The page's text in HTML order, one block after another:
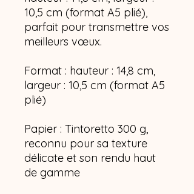
10,5 cm (format A5 plié),
parfait pour transmettre vos
meilleurs vœux.
Format : hauteur : 14,8 cm,
largeur : 10,5 cm (format A5
plié)
Papier : Tintoretto 300 g,
reconnu pour sa texture
délicate et son rendu haut
de gamme